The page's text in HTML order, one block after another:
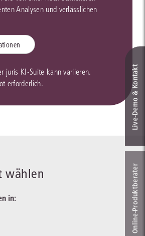
Analysen und verlässlichen
juris KI-Suite kann variieren.
erforderlich.
wählen
in:
Live‑Demo & Kontakt
Online-Produkt­berater